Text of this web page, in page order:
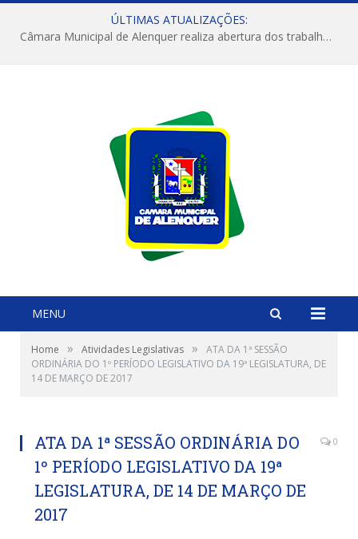
ÚLTIMAS ATUALIZAÇÕES:
Câmara Municipal de Alenquer realiza abertura dos trabalhos do 4º Período Legislativo
MENU
Home » Atividades Legislativas »
ATA DA 1ª SESSÃO
ORDINÁRIA DO 1º PERÍODO LEGISLATIVO DA 19ª LEGISLATURA, DE
14 DE MARÇO DE 2017
ATA DA 1ª SESSÃO ORDINÁRIA DO
1º PERÍODO LEGISLATIVO DA 19ª
LEGISLATURA, DE 14 DE MARÇO DE
2017
0